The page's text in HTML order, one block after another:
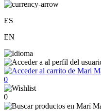
ES
EN
0
0